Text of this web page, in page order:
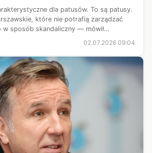
dla patusów. To są patusy.
które nie potrafią zarządzać
w sposób skandaliczny — mówił
komentując doniesienia Onetu na temat
02.07.2026 09:04